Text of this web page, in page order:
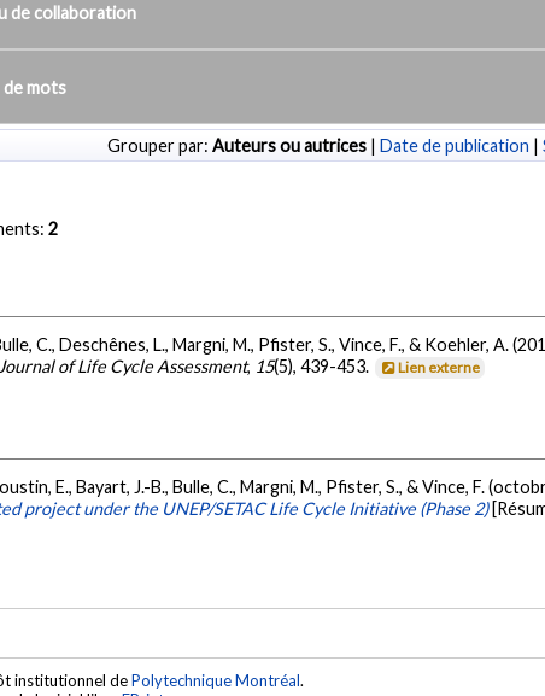
de collaboration
de mots
Grouper par: Auteurs ou autrices | Date de publication |
2
C., Deschênes, L., Margni, M., Pfister, S., Vince, F., & Koehler, A.
of Life Cycle Assessment, 15(5), 439-453. Lien externe
E., Bayart, J.-B., Bulle, C., Margni, M., Pfister, S., & Vince, F.
project under the UNEP/SETAC Life Cycle Initiative (Phase 2)
institutionnel dePolytechnique Montréal.